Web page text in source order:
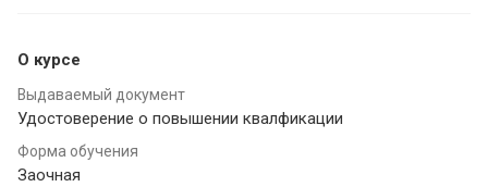
О курсе
Выдаваемый документ
Удостоверение о повышении квалфикации
Форма обучения
Заочная